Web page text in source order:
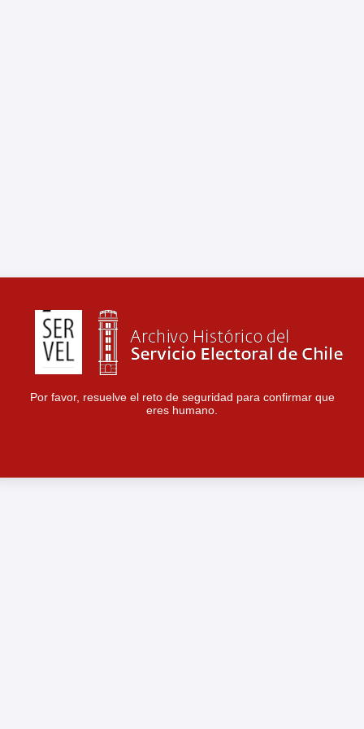
Por favor, resuelve el reto de seguridad para confirmar que
eres humano.